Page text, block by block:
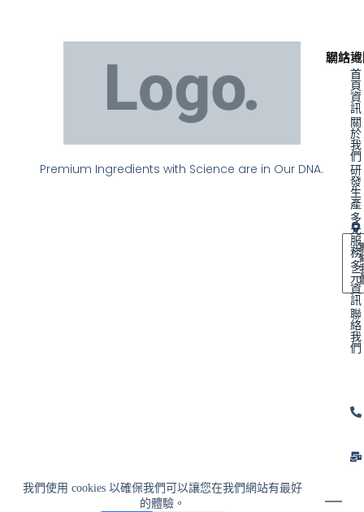
我們使用 cookies 以確保我們可以讓您在我們網站有最好
的體驗。
Premium Ingredients with Science are in Our DNA.
聯絡
網站
首
頁
資
訊
關
於
我
們
研
發
生
產
多
元
服
務
多
元
資
訊
聯
絡
我
們